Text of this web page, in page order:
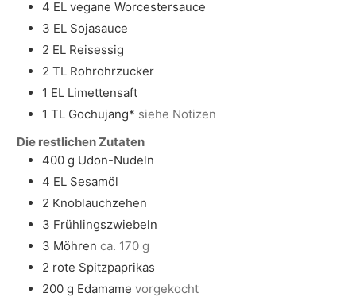
4 EL vegane Worcestersauce
3 EL Sojasauce
2 EL Reisessig
2 TL Rohrohrzucker
1 EL Limettensaft
1 TL Gochujang* siehe Notizen
Die restlichen Zutaten
400 g Udon-Nudeln
4 EL Sesamöl
2 Knoblauchzehen
3 Frühlingszwiebeln
3 Möhren ca. 170 g
2 rote Spitzpaprikas
200 g Edamame vorgekocht